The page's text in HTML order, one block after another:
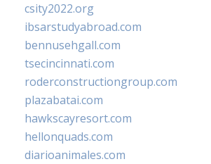
csity2022.org
ibsarstudyabroad.com
bennusehgall.com
tsecincinnati.com
roderconstructiongroup.com
plazabatai.com
hawkscayresort.com
hellonquads.com
diarioanimales.com